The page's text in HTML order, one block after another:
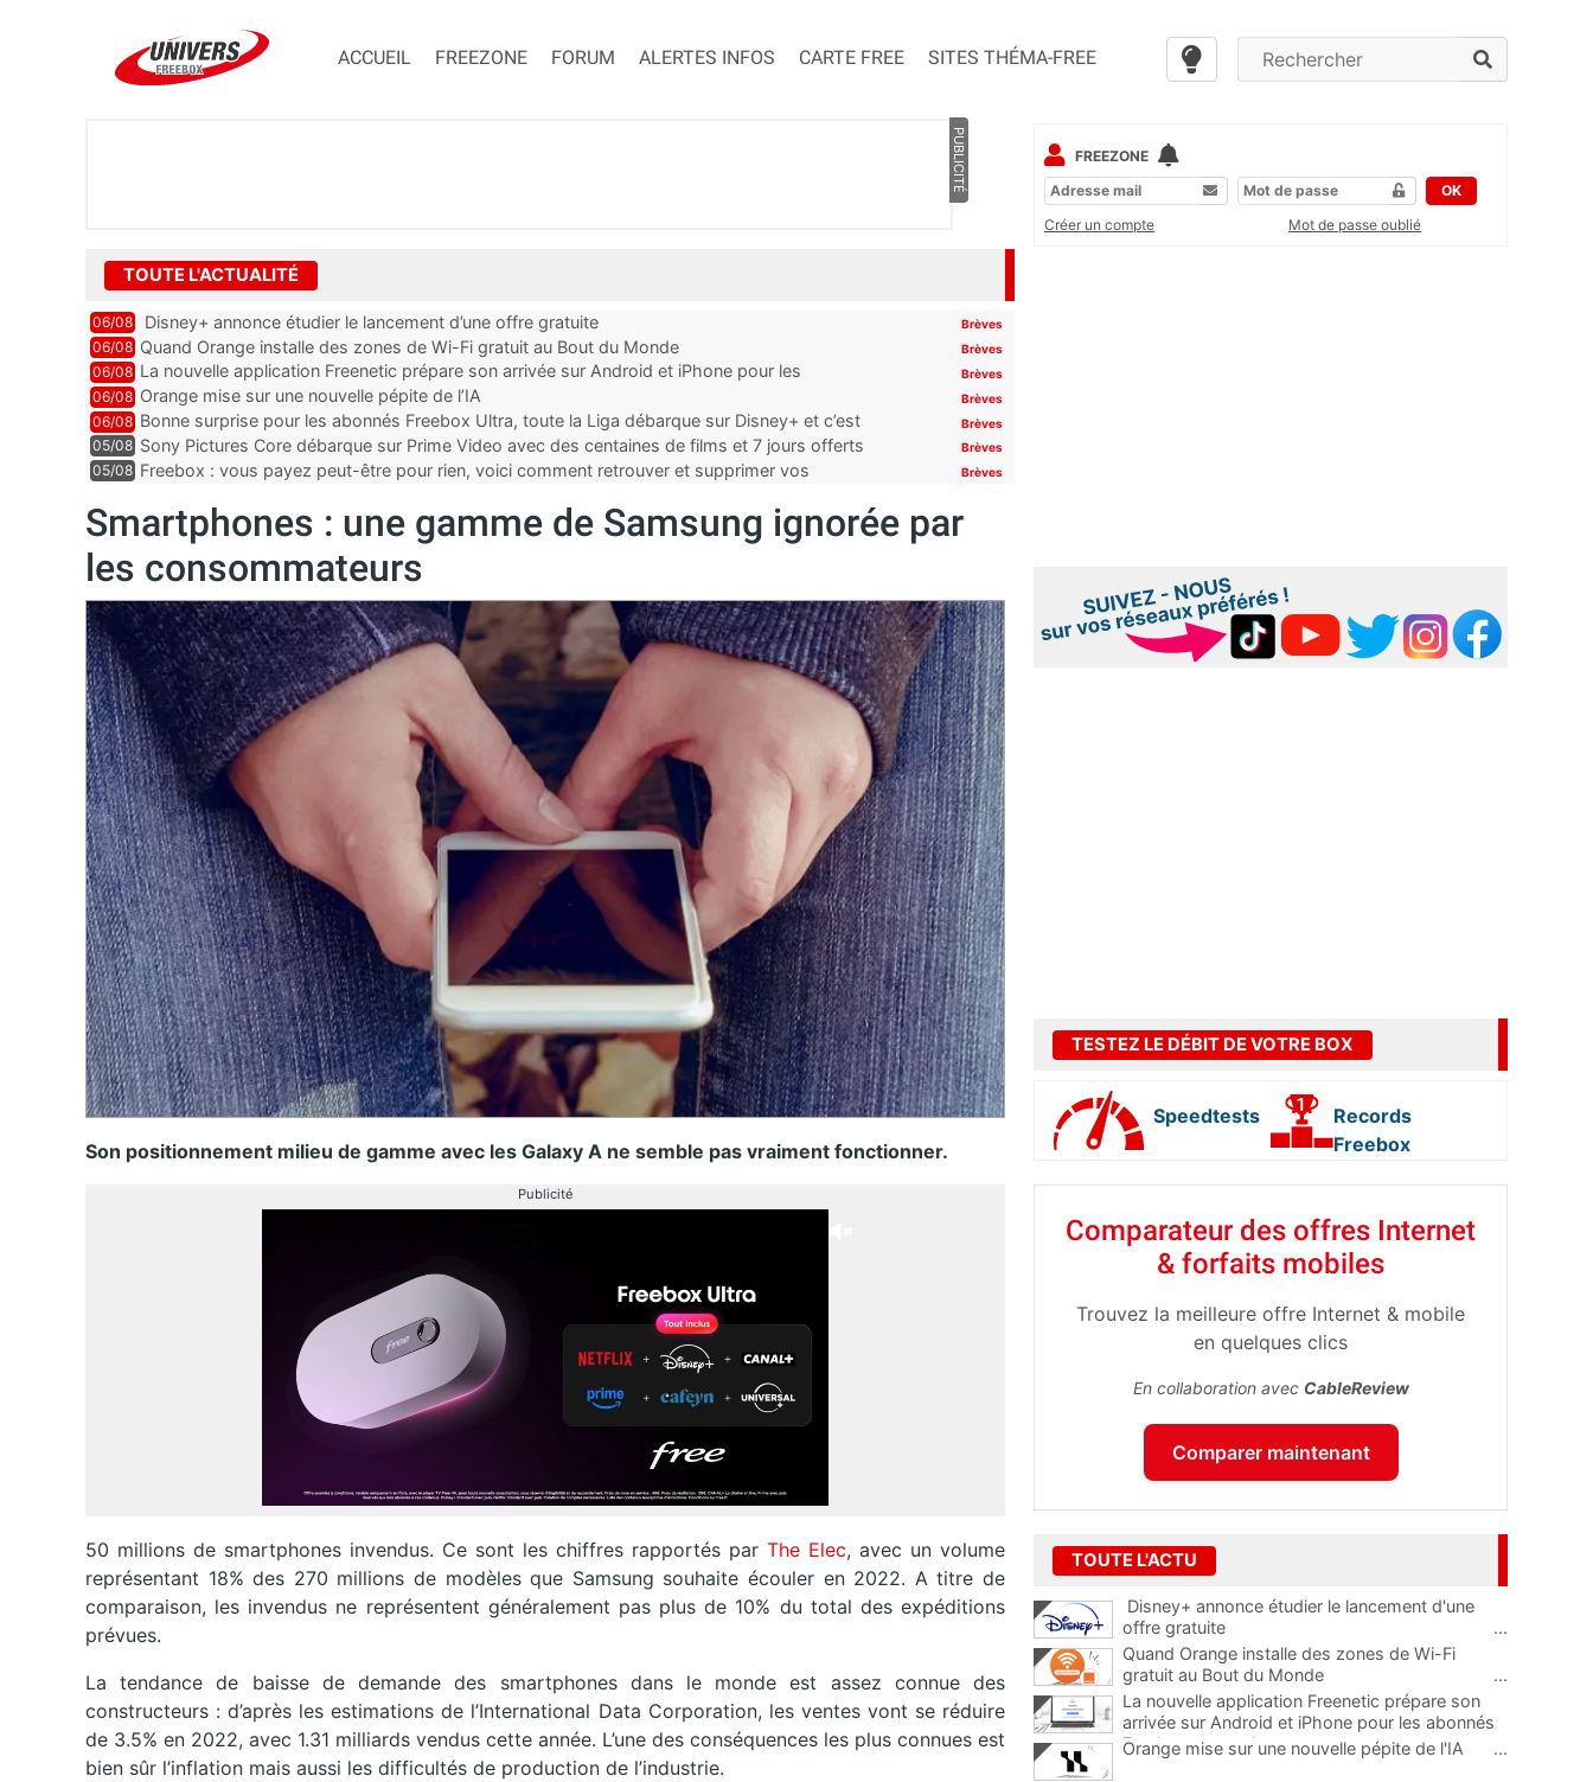
ACCUEIL FREEZONE FORUM ALERTES INFOS CARTE FREE SITES THÉMA-FREE
PUBLICITÉ
TOUTE L'ACTUALITÉ
06/08 Disney+ annonce étudier le lancement d’une offre gratuite Brèves
06/08 Quand Orange installe des zones de Wi-Fi gratuit au Bout du Monde Brèves
06/08 La nouvelle application Freenetic prépare son arrivée sur Android et iPhone pour les
abonnés Freebox, testez la
Brèves
06/08 Orange mise sur une nouvelle pépite de l’IA Brèves
06/08 Bonne surprise pour les abonnés Freebox Ultra, toute la Liga débarque sur Disney+ et c’est
inclus
Brèves
05/08 Sony Pictures Core débarque sur Prime Video avec des centaines de films et 7 jours offerts Brèves
05/08 Freebox : vous payez peut-être pour rien, voici comment retrouver et supprimer vos
Brèves
Smartphones : une gamme de Samsung ignorée par
les consommateurs
Son positionnement milieu de gamme avec les Galaxy A ne semble pas vraiment fonctionner.
Publicité
50 millions de smartphones invendus. Ce sont les chiffres rapportés par The Elec, avec un volume
représentant 18% des 270 millions de modèles que Samsung souhaite écouler en 2022. A titre de
comparaison, les invendus ne représentent généralement pas plus de 10% du total des expéditions
prévues.
La tendance de baisse de demande des smartphones dans le monde est assez connue des
constructeurs : d’après les estimations de l’International Data Corporation, les ventes vont se réduire
de 3.5% en 2022, avec 1.31 milliards vendus cette année. L’une des conséquences les plus connues est
bien sûr l’inflation mais aussi les difficultés de production de l’industrie.
FREEZONE
OK
Créer un compte
Mot de passe oublié
TESTEZ LE DÉBIT DE VOTRE BOX
Speedtests
Records
Freebox
Comparateur des offres Internet
& forfaits mobiles
Trouvez la meilleure offre Internet & mobile
en quelques clics
En collaboration avec CableReview
Comparer maintenant
TOUTE L'ACTU
Disney+ annonce étudier le lancement d'une
offre gratuite
...
Quand Orange installe des zones de Wi-Fi
gratuit au Bout du Monde
...
La nouvelle application Freenetic prépare son
arrivée sur Android et iPhone pour les abonnés
Freebox, testez la
Orange mise sur une nouvelle pépite de l'IA ...